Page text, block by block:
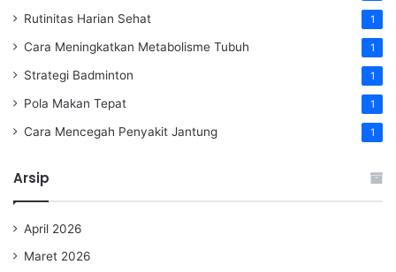
Rutinitas Harian Sehat 1
Cara Meningkatkan Metabolisme Tubuh 1
Strategi Badminton 1
Pola Makan Tepat 1
Cara Mencegah Penyakit Jantung 1
Arsip
April 2026
Maret 2026